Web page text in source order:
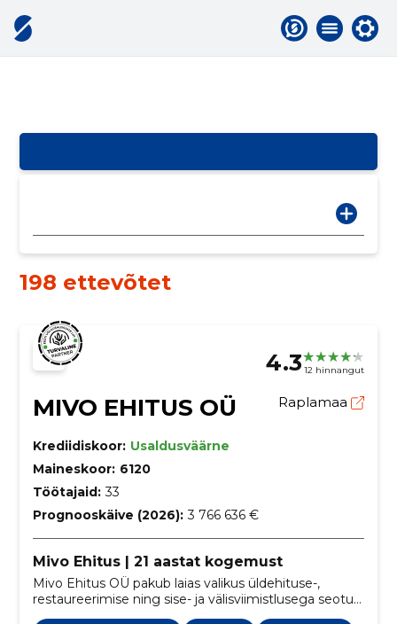
198 ettevõtet
4.3 12 hinnangut
MIVO EHITUS OÜ Raplamaa
Krediidiskoor: Usaldusväärne
Maineskoor: 6120
Töötajaid: 33
Prognooskäive (2026): 3 766 636 €
Mivo Ehitus | 21 aastat kogemust
Mivo Ehitus OÜ pakub laias valikus üldehituse-,
restaureerimise ning sise- ja välisviimistlusega seotud
teenuseid.